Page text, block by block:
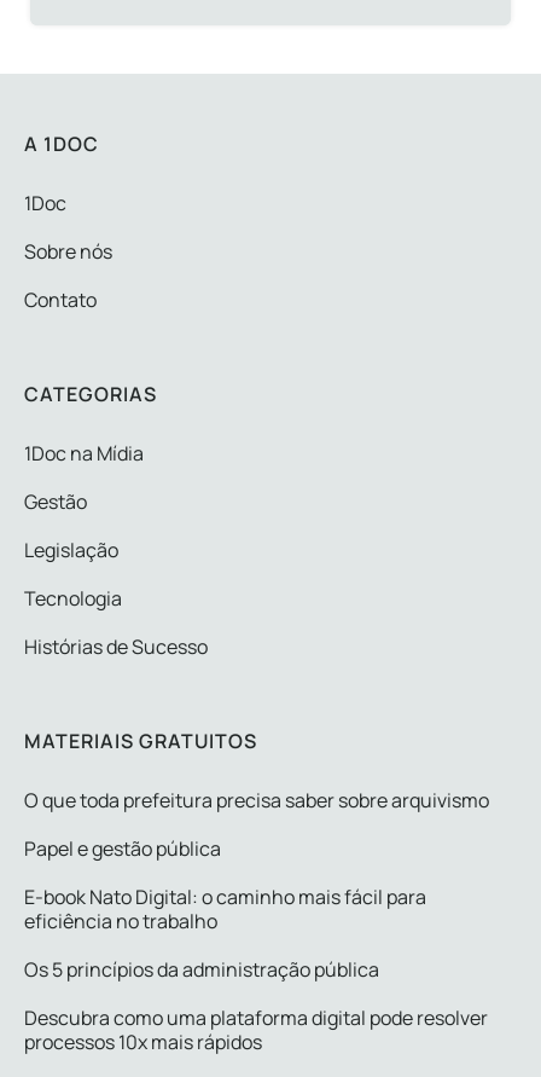
A 1DOC
1Doc
Sobre nós
Contato
CATEGORIAS
1Doc na Mídia
Gestão
Legislação
Tecnologia
Histórias de Sucesso
MATERIAIS GRATUITOS
O que toda prefeitura precisa saber sobre arquivismo
Papel e gestão pública
E-book Nato Digital: o caminho mais fácil para
eficiência no trabalho
Os 5 princípios da administração pública
Descubra como uma plataforma digital pode resolver
processos 10x mais rápidos